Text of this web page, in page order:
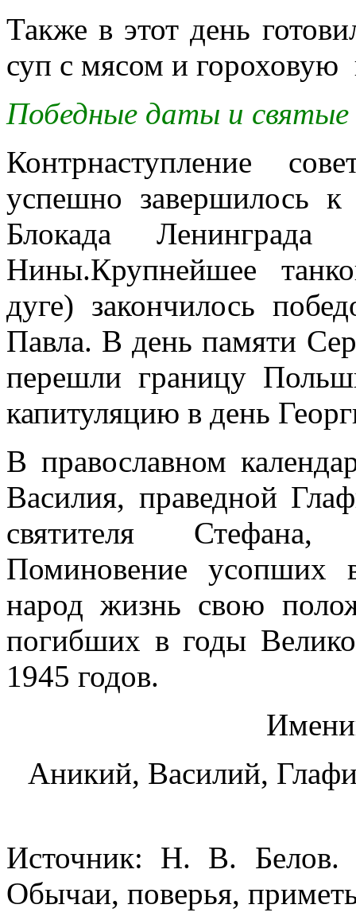
Также в этот день
суп с мясом и гороховую
Победные даты и святые
Контрнаступление
успешно завершилось
Блокада
Нины.Крупнейшее
дуге) закончилось
Павла. В день памяти
перешли границу
капитуляцию в день
В православном
Василия, праведной
святителя Стефана,
Поминовение усопших
народ жизнь свою
погибших в годы
1945 годов.
Аникий, Василий,
Источник: Н. В. Белов.
Обычаи, поверья,